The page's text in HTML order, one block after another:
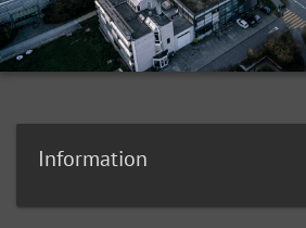
Information